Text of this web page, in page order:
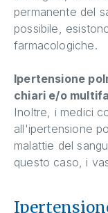
permanente del
possibile,
farmacologiche.
Ipertensione
chiari e/o
Inoltre, i medici
all'ipertensione
malattie del
questo caso, i